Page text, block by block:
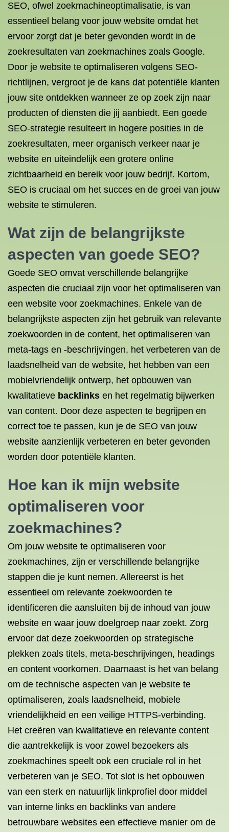
SEO, ofwel zoekmachineoptimalisatie, is van
essentieel belang voor jouw website omdat het
ervoor zorgt dat je beter gevonden wordt in de
zoekresultaten van zoekmachines zoals Google.
Door je website te optimaliseren volgens SEO-
richtlijnen, vergroot je de kans dat potentiële klanten
jouw site ontdekken wanneer ze op zoek zijn naar
producten of diensten die jij aanbiedt. Een goede
SEO-strategie resulteert in hogere posities in de
zoekresultaten, meer organisch verkeer naar je
website en uiteindelijk een grotere online
zichtbaarheid en bereik voor jouw bedrijf. Kortom,
SEO is cruciaal om het succes en de groei van jouw
website te stimuleren.
Wat zijn de belangrijkste
aspecten van goede SEO?
Goede SEO omvat verschillende belangrijke
aspecten die cruciaal zijn voor het optimaliseren van
een website voor zoekmachines. Enkele van de
belangrijkste aspecten zijn het gebruik van relevante
zoekwoorden in de content, het optimaliseren van
meta-tags en -beschrijvingen, het verbeteren van de
laadsnelheid van de website, het hebben van een
mobielvriendelijk ontwerp, het opbouwen van
kwalitatieve backlinks en het regelmatig bijwerken
van content. Door deze aspecten te begrijpen en
correct toe te passen, kun je de SEO van jouw
website aanzienlijk verbeteren en beter gevonden
worden door potentiële klanten.
Hoe kan ik mijn website
optimaliseren voor
zoekmachines?
Om jouw website te optimaliseren voor
zoekmachines, zijn er verschillende belangrijke
stappen die je kunt nemen. Allereerst is het
essentieel om relevante zoekwoorden te
identificeren die aansluiten bij de inhoud van jouw
website en waar jouw doelgroep naar zoekt. Zorg
ervoor dat deze zoekwoorden op strategische
plekken zoals titels, meta-beschrijvingen, headings
en content voorkomen. Daarnaast is het van belang
om de technische aspecten van je website te
optimaliseren, zoals laadsnelheid, mobiele
vriendelijkheid en een veilige HTTPS-verbinding.
Het creëren van kwalitatieve en relevante content
die aantrekkelijk is voor zowel bezoekers als
zoekmachines speelt ook een cruciale rol in het
verbeteren van je SEO. Tot slot is het opbouwen
van een sterk en natuurlijk linkprofiel door middel
van interne links en backlinks van andere
betrouwbare websites een effectieve manier om de